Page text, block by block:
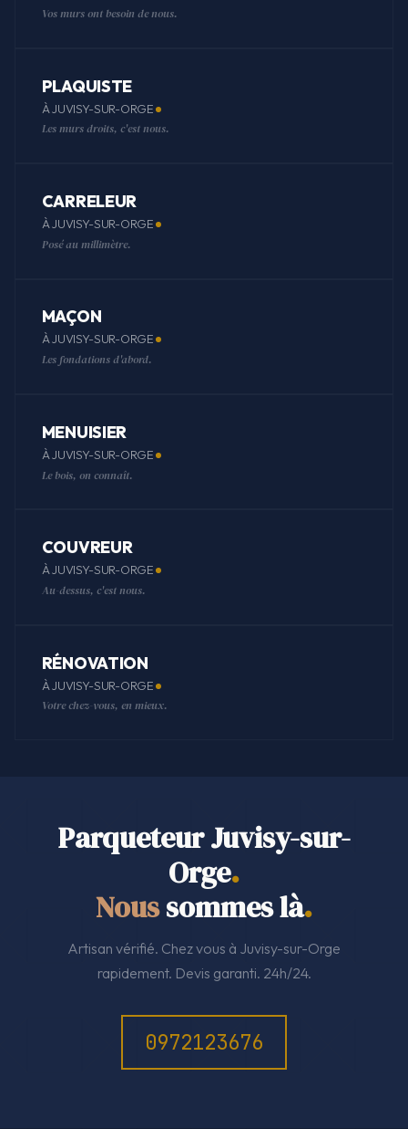
Vos murs ont besoin de nous.
PLAQUISTE
À JUVISY-SUR-ORGE
Les murs droits, c'est nous.
CARRELEUR
À JUVISY-SUR-ORGE
Posé au millimètre.
MAÇON
À JUVISY-SUR-ORGE
Les fondations d'abord.
MENUISIER
À JUVISY-SUR-ORGE
Le bois, on connaît.
COUVREUR
À JUVISY-SUR-ORGE
Au-dessus, c'est nous.
RÉNOVATION
À JUVISY-SUR-ORGE
Votre chez-vous, en mieux.
Parqueteur Juvisy-sur-
Orge.
Noussommes là.
Artisan vérifié. Chez vous à Juvisy-sur-Orge
rapidement. Devis garanti. 24h/24.
0972123676